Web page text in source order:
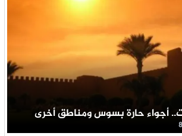
أجواء حارة بسوس ومناطق أخرى